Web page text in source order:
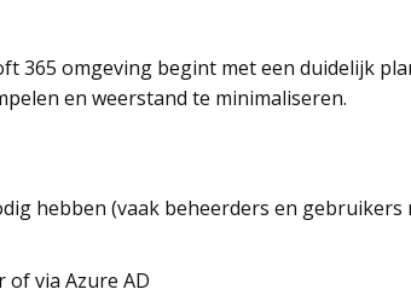
365 omgeving begint met een duidelijk
en weerstand te minimaliseren.
hebben (vaak beheerders en
of via Azure AD